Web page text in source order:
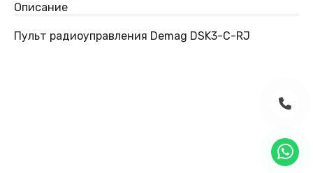
Описание
Пульт радиоуправления Demag DSK3-C-RJ